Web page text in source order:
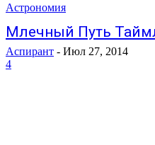
Астрономия
Млечный Путь
Аспирант - Июл 27, 2014
4